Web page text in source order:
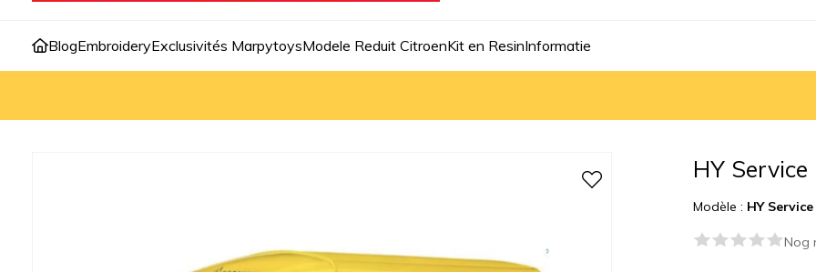
BlogEmbroideryExclusivités MarpytoysModele Reduit CitroenKit en ResinInformatie
HY Service
Modèle : HY Service
Nog